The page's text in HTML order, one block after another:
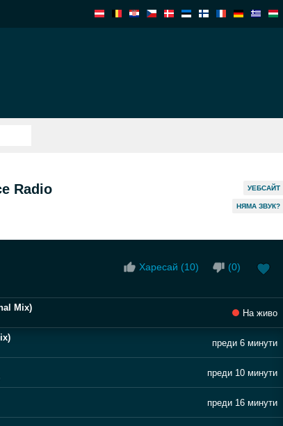
Radio УЕБСАЙТ
НЯМА ЗВУК?
Харесай (10) (0)
Mix)
На живо
преди 6 минути
преди 10 минути
преди 16 минути